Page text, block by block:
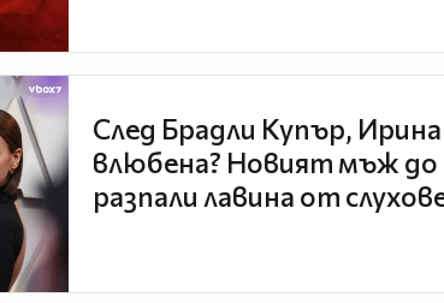
След Брадли Купър,
влюбена? Новият мъж до
разпали лавина от